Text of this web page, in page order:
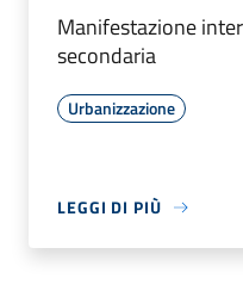
Manifestazione
secondaria
Urbanizzazione
LEGGI DI PIÙ